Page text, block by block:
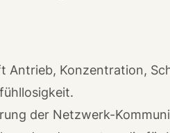
Antrieb, Konzentration,
der Netzwerk-